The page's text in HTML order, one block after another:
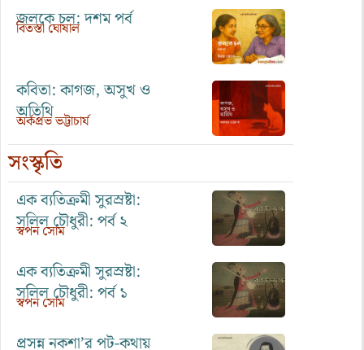
জলকে চল: দশম পর্ব
বিতস্তা ঘোষাল
কবিতা: কাগজ, অসুখ ও
অতিথি
অর্কপ্রভ ভট্টাচার্য
সংস্কৃতি
এক ব্যতিক্রমী সুরস্রষ্টা:
সলিল চৌধুরী: পর্ব ২
স্বপন সোম
এক ব্যতিক্রমী সুরস্রষ্টা:
সলিল চৌধুরী: পর্ব ১
স্বপন সোম
প্রসন্ন নকশা’র পট-কথায়